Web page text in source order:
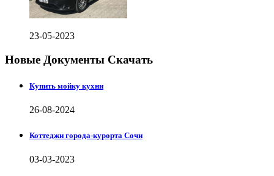
23-05-2023
Новые Документы Скачать
Купить мойку кухни
26-08-2024
Коттеджи города-курорта Сочи
03-03-2023